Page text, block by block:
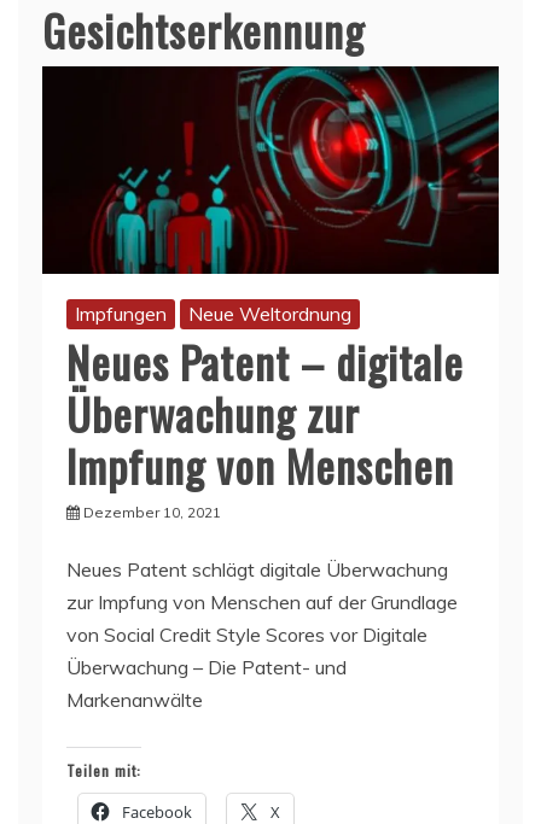
Gesichtserkennung
Impfungen Neue Weltordnung
Neues Patent – digitale
Überwachung zur
Impfung von Menschen
Dezember 10, 2021
Neues Patent schlägt digitale Überwachung
zur Impfung von Menschen auf der Grundlage
von Social Credit Style Scores vor Digitale
Überwachung – Die Patent- und
Markenanwälte
Teilen mit:
Facebook X